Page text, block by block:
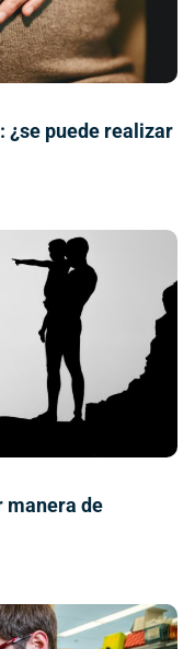
¿se puede realizar
manera de